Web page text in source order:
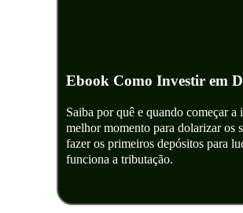
Ebook Como Investir em
Saiba por quê e quando começar
melhor momento para dolarizar os
fazer os primeiros depósitos para
funciona a tributação.